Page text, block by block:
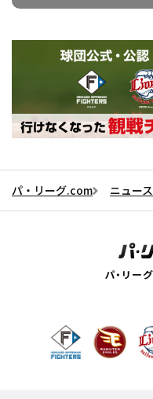
パ・リーグ.com ニュース